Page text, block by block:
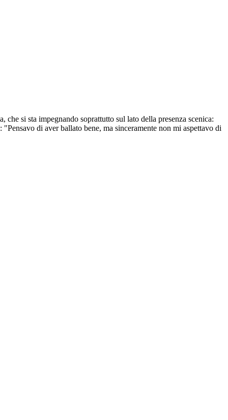
si sta impegnando soprattutto sul lato della presenza scenica:
di aver ballato bene, ma sinceramente non mi aspettavo di